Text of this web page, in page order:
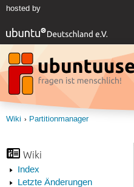
hosted by
Wiki Partitionmanager
Wiki
Index
Letzte Änderungen